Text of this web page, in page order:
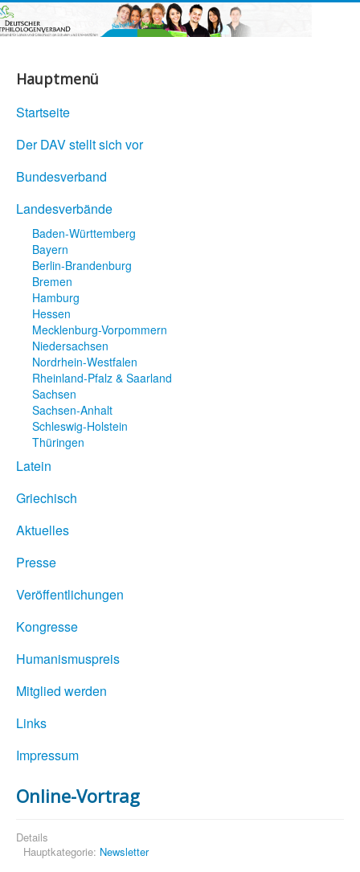
Hauptmenü
Startseite
Der DAV stellt sich vor
Bundesverband
Landesverbände
Baden-Württemberg
Bayern
Berlin-Brandenburg
Bremen
Hamburg
Hessen
Mecklenburg-Vorpommern
Niedersachsen
Nordrhein-Westfalen
Rheinland-Pfalz & Saarland
Sachsen
Sachsen-Anhalt
Schleswig-Holstein
Thüringen
Latein
Griechisch
Aktuelles
Presse
Veröffentlichungen
Kongresse
Humanismuspreis
Mitglied werden
Links
Impressum
Online-Vortrag
Details
Hauptkategorie: Newsletter